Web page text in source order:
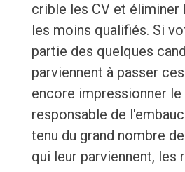
crible les CV et éliminer
les moins qualifiés. Si
partie des quelques
parviennent à passer
encore impressionner
responsable de
tenu du grand nombre
qui leur parviennent, les